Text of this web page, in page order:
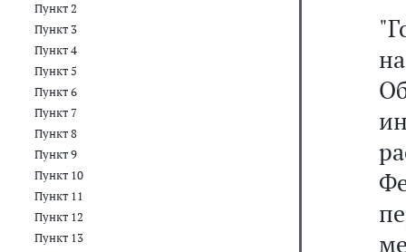
Пункт 2
Пункт 3
Пункт 4
Пункт 5
Пункт 6
Пункт 7
Пункт 8
Пункт 9
Пункт 10
Пункт 11
Пункт 12
Пункт 13